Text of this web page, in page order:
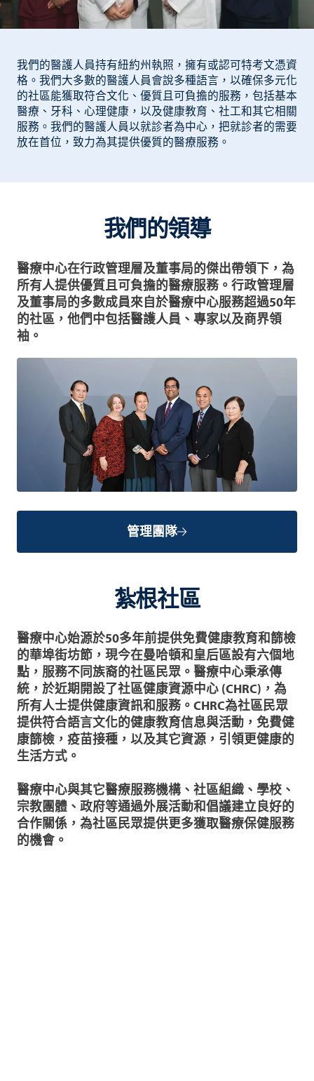
我們的醫護人員持有紐約州執照，擁有或認可特考文憑資
格。我們大多數的醫護人員會說多種語言，以確保多元化
的社區能獲取符合文化、優質且可負擔的服務，包括基本
醫療、牙科、心理健康，以及健康教育、社工和其它相關
服務。我們的醫護人員以就診者為中心，把就診者的需要
放在首位，致力為其提供優質的醫療服務。
我們的領導
醫療中心在行政管理層及董事局的傑出帶領下，為
所有人提供優質且可負擔的醫療服務。行政管理層
及董事局的多數成員來自於醫療中心服務超過50年
的社區，他們中包括醫護人員、專家以及商界領
袖。
管理團隊
紮根社區
醫療中心始源於50多年前提供免費健康教育和篩檢
的華埠街坊節，現今在曼哈頓和皇后區設有六個地
點，服務不同族裔的社區民眾。醫療中心秉承傳
統，於近期開設了社區健康資源中心 (CHRC)，為
所有人士提供健康資訊和服務。CHRC為社區民眾
提供符合語言文化的健康教育信息與活動，免費健
康篩檢，疫苗接種，以及其它資源，引領更健康的
生活方式。
醫療中心與其它醫療服務機構、社區組織、學校、
宗教團體、政府等通過外展活動和倡議建立良好的
合作關係，為社區民眾提供更多獲取醫療保健服務
的機會。